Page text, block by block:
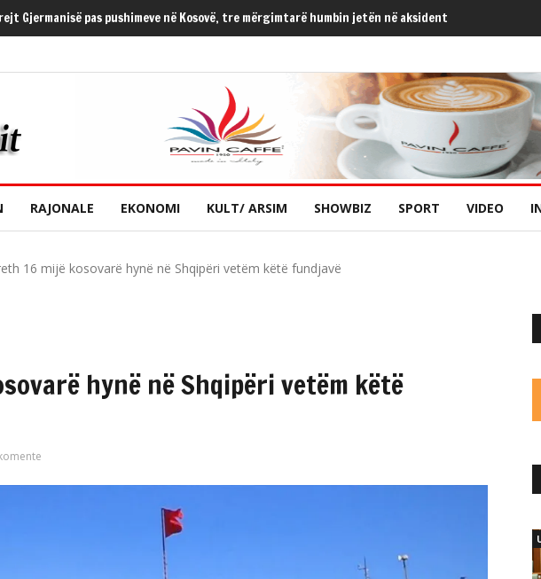
Gjermanisë pas pushimeve në Kosovë, tre mërgimtarë humbin jetën në aksident
RAJONALE EKONOMI KULT/ ARSIM SHOWBIZ SPORT VIDEO
16 mijë kosovarë hynë në Shqipëri vetëm këtë fundjavë
hynë në Shqipëri vetëm këtë